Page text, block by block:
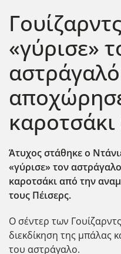
«γύρισε»
Άτυχος στάθηκε ο
«γύρισε» τον
καροτσάκι από την
τους Πέισερς.
Ο σέντερ των
διεκδίκηση της μπάλας
του αστράγαλο.